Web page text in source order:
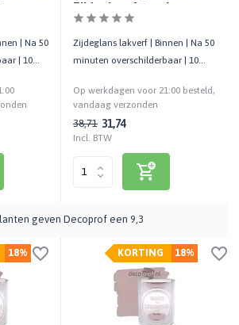
| Na 50
| 10
Zijdeglans Antraciet
Zijdeglans lakverf | Binnen | Na 50
minuten overschilderbaar | 10
Op werkdagen voor 21:00 besteld,
vandaag verzonden
38,71 31,74
Incl. BTW
geven Decoprof een 9,3
18% 18%
KORTING